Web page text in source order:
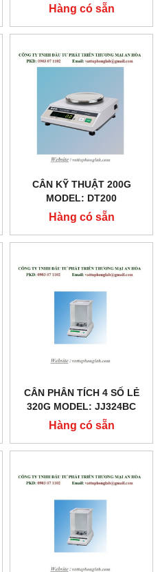
Hàng có sẵn
CÂN KỸ THUẬT 200G
MODEL: DT200
Hàng có sẵn
CÂN PHÂN TÍCH 4 SỐ LẺ
320G MODEL: JJ324BC
Hàng có sẵn